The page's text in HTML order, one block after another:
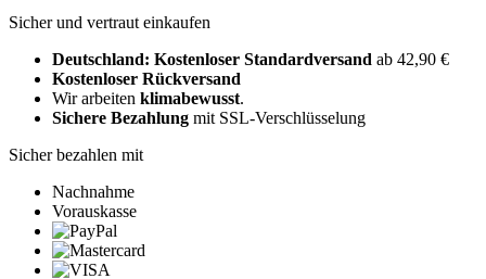
Sicher und vertraut einkaufen
Deutschland: Kostenloser Standardversand ab 42,90 €
Kostenloser Rückversand
Wir arbeiten klimabewusst.
Sichere Bezahlung mit SSL-Verschlüsselung
Sicher bezahlen mit
Nachnahme
Vorauskasse